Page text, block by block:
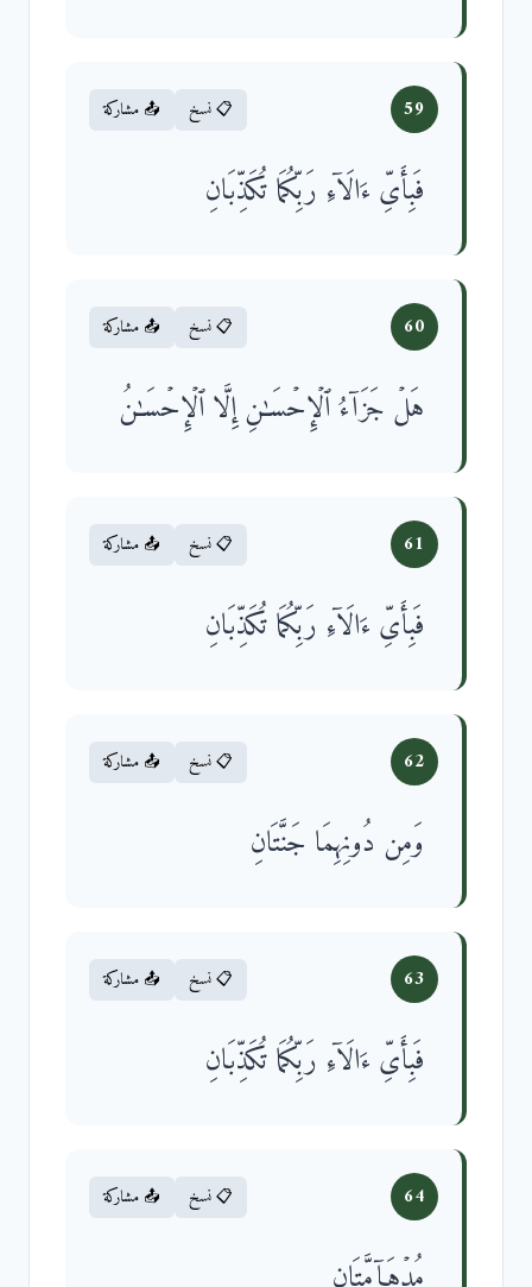
59 📋 نسخ 📤 مشاركة
فَبِأَیِّ ءَالَاۤءِ رَبِّكُمَا تُكَذِّبَانِ
60 📋 نسخ 📤 مشاركة
هَلۡ جَزَاۤءُ ٱلۡإِحۡسَـٰنِ إِلَّا ٱلۡإِحۡسَـٰنُ
61 📋 نسخ 📤 مشاركة
فَبِأَیِّ ءَالَاۤءِ رَبِّكُمَا تُكَذِّبَانِ
62 📋 نسخ 📤 مشاركة
وَمِن دُونِهِمَا جَنَّتَانِ
63 📋 نسخ 📤 مشاركة
فَبِأَیِّ ءَالَاۤءِ رَبِّكُمَا تُكَذِّبَانِ
64 📋 نسخ 📤 مشاركة